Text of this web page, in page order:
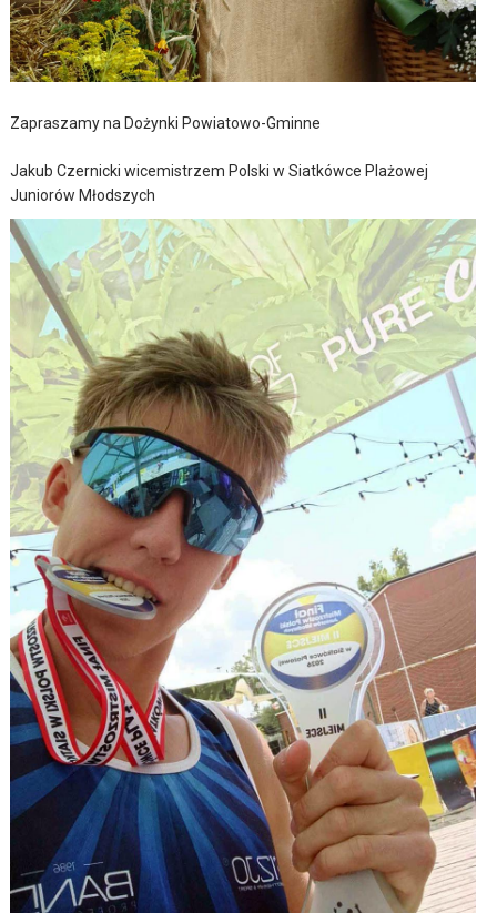
Zapraszamy na Dożynki Powiatowo-Gminne
Jakub Czernicki wicemistrzem Polski w Siatkówce Plażowej
Juniorów Młodszych